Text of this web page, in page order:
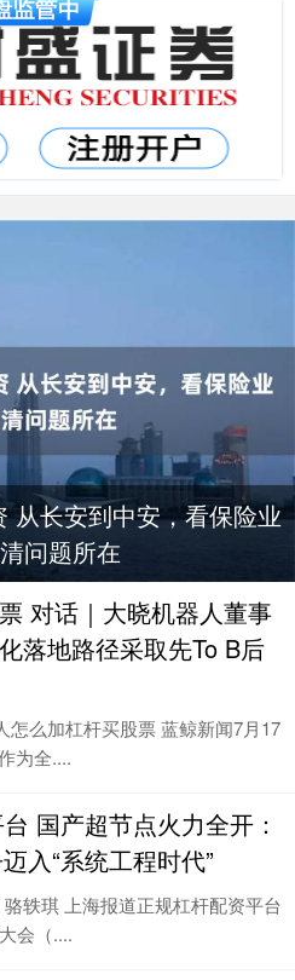
从长安到中安，看保险业
问题所在
对话｜大晓机器人董事
落地路径采取先To B后
怎么加杠杆买股票 蓝鲸新闻7月17
为全....
国产超节点火力全开：
入“系统工程时代”
轶琪 上海报道正规杠杆配资平台
会（....